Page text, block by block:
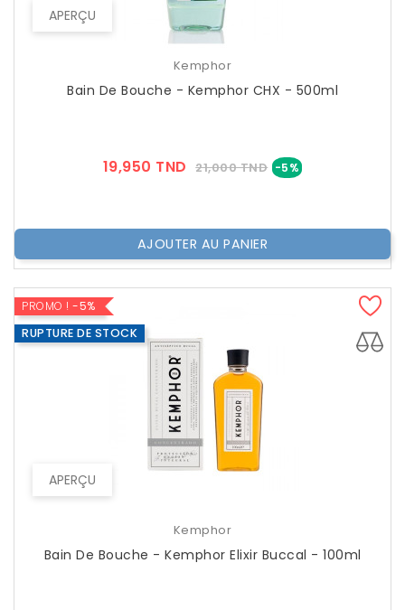
APERÇU
Kemphor
Bain De Bouche - Kemphor CHX - 500ml
19,950 TND Prix
21,000 TND -5%Prix
AJOUTER AU PANIER
APERÇU
PROMO ! -5%
RUPTURE DE STOCK
Kemphor
Bain De Bouche - Kemphor Elixir Buccal - 100ml